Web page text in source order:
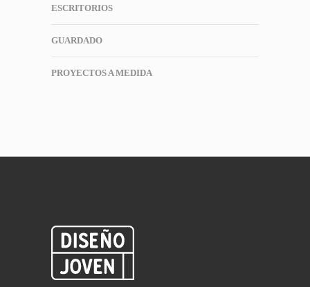
ESCRITORIOS
GUARDADO
PROYECTOS A MEDIDA